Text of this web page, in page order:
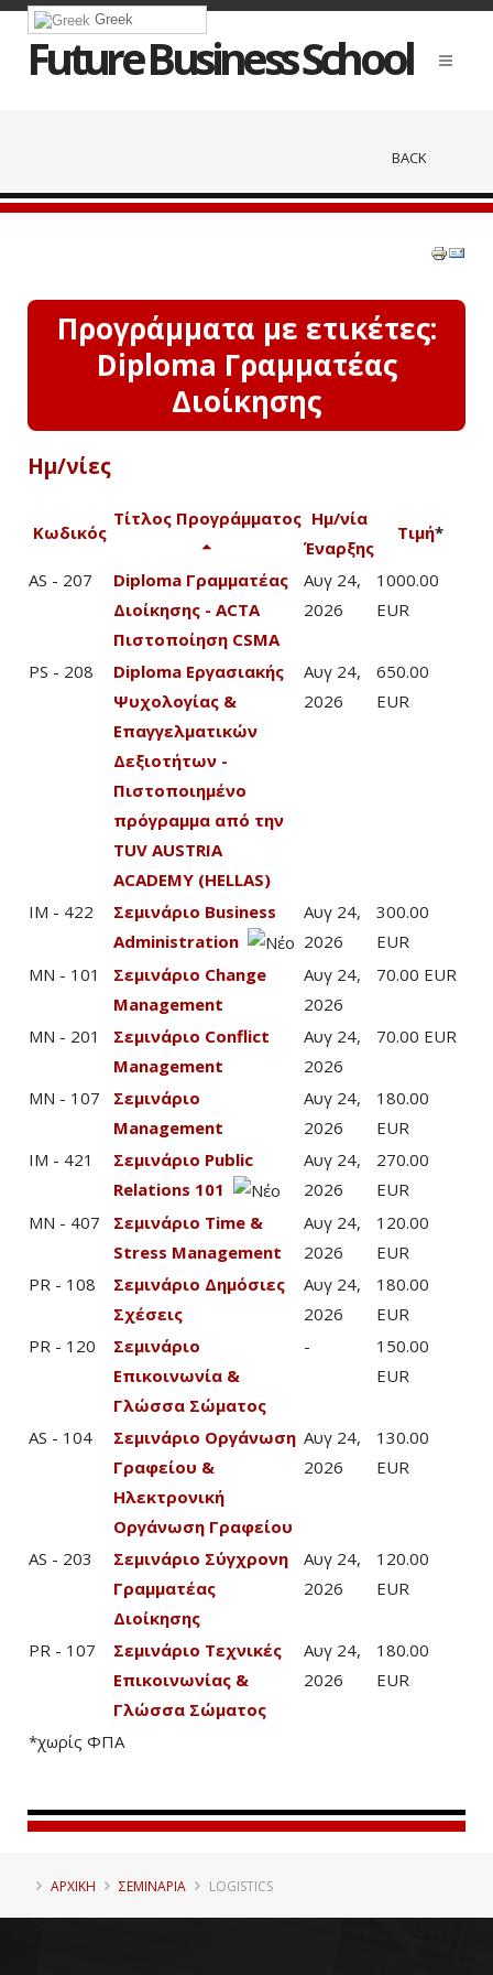
Greek
Future Business School
BACK
Προγράμματα με ετικέτες:
Diploma Γραμματέας
Διοίκησης
Ημ/νίες
Κωδικός
Τίτλος Προγράμματος Ημ/νία
Έναρξης
Τιμή*
AS - 207
Diploma Γραμματέας
Διοίκησης - ACTA
Πιστοποίηση CSMA
Αυγ 24,
2026
1000.00
EUR
PS - 208
Diploma Εργασιακής
Ψυχολογίας &
Επαγγελματικών
Δεξιοτήτων -
Πιστοποιημένο
πρόγραμμα από την
TUV AUSTRIA
ACADEMY (HELLAS)
Αυγ 24,
2026
650.00
EUR
IM - 422
Σεμινάριο Business
Administration
Αυγ 24,
2026
300.00
EUR
MN - 101
Σεμινάριο Change
Management
Αυγ 24,
2026
70.00 EUR
MN - 201
Σεμινάριο Conflict
Management
Αυγ 24,
2026
70.00 EUR
MN - 107
Σεμινάριο
Management
Αυγ 24,
2026
180.00
EUR
IM - 421
Σεμινάριο Public
Relations 101
Αυγ 24,
2026
270.00
EUR
MN - 407
Σεμινάριο Time &
Stress Management
Αυγ 24,
2026
120.00
EUR
PR - 108
Σεμινάριο Δημόσιες
Σχέσεις
Αυγ 24,
2026
180.00
EUR
PR - 120
Σεμινάριο
Επικοινωνία &
Γλώσσα Σώματος
-
150.00
EUR
AS - 104
Σεμινάριο Οργάνωση
Γραφείου &
Ηλεκτρονική
Οργάνωση Γραφείου
Αυγ 24,
2026
130.00
EUR
AS - 203
Σεμινάριο Σύγχρονη
Γραμματέας
Διοίκησης
Αυγ 24,
2026
120.00
EUR
PR - 107
Σεμινάριο Τεχνικές
Επικοινωνίας &
Γλώσσα Σώματος
Αυγ 24,
2026
180.00
EUR
*χωρίς ΦΠΑ
ΑΡΧΙΚΗ ΣΕΜΙΝΑΡΙΑ LOGISTICS